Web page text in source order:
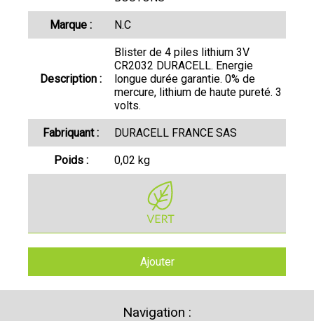
Marque : N.C
Description :
Blister de 4 piles lithium 3V
CR2032 DURACELL. Energie
longue durée garantie. 0% de
mercure, lithium de haute pureté. 3
volts.
Fabriquant : DURACELL FRANCE SAS
Poids : 0,02 kg
Ajouter
Navigation :